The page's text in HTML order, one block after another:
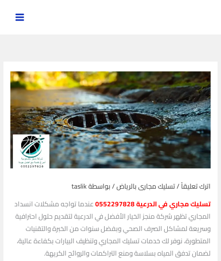
اترك تعليقاً/تسليك مجارى بالرياض/ بواسطةtaslik
تسليك مجاري في الدرعية 0552297828
عندما تواجه مشكلات انسداد
المجاري تظهر شركة منجز الخيار الأفضل في الدرعية لتقديم حلول احترافية
وسريعة لمشاكل الصرف الصحي وبفضل سنوات من الخبرة والتقنيات
المتطورة، نوفر لك خدمات تسليك المجاري وتنظيف البيارات بكفاءة عالية،
لضمان تدفق المياه بسلاسة ومنع التراكمات والروائح الكريهة.